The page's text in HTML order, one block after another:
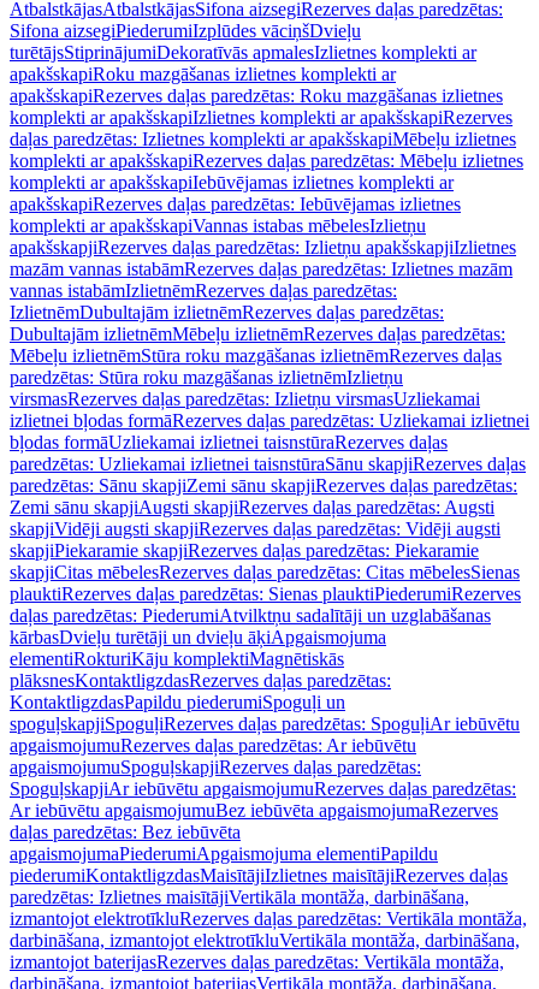
AtbalstkājasAtbalstkājasSifona aizsegiRezerves daļas paredzētas:
Sifona aizsegiPiederumiIzplūdes vāciņšDvieļu
turētājsStiprinājumiDekoratīvās apmalesIzlietnes komplekti ar
apakšskapiRoku mazgāšanas izlietnes komplekti ar
apakšskapiRezerves daļas paredzētas: Roku mazgāšanas izlietnes
komplekti ar apakšskapiIzlietnes komplekti ar apakšskapiRezerves
daļas paredzētas: Izlietnes komplekti ar apakšskapiMēbeļu izlietnes
komplekti ar apakšskapiRezerves daļas paredzētas: Mēbeļu izlietnes
komplekti ar apakšskapiIebūvējamas izlietnes komplekti ar
apakšskapiRezerves daļas paredzētas: Iebūvējamas izlietnes
komplekti ar apakšskapiVannas istabas mēbelesIzlietņu
apakšskapjiRezerves daļas paredzētas: Izlietņu apakšskapjiIzlietnes
mazām vannas istabāmRezerves daļas paredzētas: Izlietnes mazām
vannas istabāmIzlietnēmRezerves daļas paredzētas:
IzlietnēmDubultajām izlietnēmRezerves daļas paredzētas:
Dubultajām izlietnēmMēbeļu izlietnēmRezerves daļas paredzētas:
Mēbeļu izlietnēmStūra roku mazgāšanas izlietnēmRezerves daļas
paredzētas: Stūra roku mazgāšanas izlietnēmIzlietņu
virsmasRezerves daļas paredzētas: Izlietņu virsmasUzliekamai
izlietnei bļodas formāRezerves daļas paredzētas: Uzliekamai izlietnei
bļodas formāUzliekamai izlietnei taisnstūraRezerves daļas
paredzētas: Uzliekamai izlietnei taisnstūraSānu skapjiRezerves daļas
paredzētas: Sānu skapjiZemi sānu skapjiRezerves daļas paredzētas:
Zemi sānu skapjiAugsti skapjiRezerves daļas paredzētas: Augsti
skapjiVidēji augsti skapjiRezerves daļas paredzētas: Vidēji augsti
skapjiPiekaramie skapjiRezerves daļas paredzētas: Piekaramie
skapjiCitas mēbelesRezerves daļas paredzētas: Citas mēbelesSienas
plauktiRezerves daļas paredzētas: Sienas plauktiPiederumiRezerves
daļas paredzētas: PiederumiAtvilktņu sadalītāji un uzglabāšanas
kārbasDvieļu turētāji un dvieļu āķiApgaismojuma
elementiRokturiKāju komplektiMagnētiskās
plāksnesKontaktligzdasRezerves daļas paredzētas:
KontaktligzdasPapildu piederumiSpoguļi un
spoguļskapjiSpoguļiRezerves daļas paredzētas: SpoguļiAr iebūvētu
apgaismojumuRezerves daļas paredzētas: Ar iebūvētu
apgaismojumuSpoguļskapjiRezerves daļas paredzētas:
SpoguļskapjiAr iebūvētu apgaismojumuRezerves daļas paredzētas:
Ar iebūvētu apgaismojumuBez iebūvēta apgaismojumaRezerves
daļas paredzētas: Bez iebūvēta
apgaismojumaPiederumiApgaismojuma elementiPapildu
piederumiKontaktligzdasMaisītājiIzlietnes maisītājiRezerves daļas
paredzētas: Izlietnes maisītājiVertikāla montāža, darbināšana,
izmantojot elektrotīkluRezerves daļas paredzētas: Vertikāla montāža,
darbināšana, izmantojot elektrotīkluVertikāla montāža, darbināšana,
izmantojot baterijasRezerves daļas paredzētas: Vertikāla montāža,
darbināšana, izmantojot baterijasVertikāla montāža, darbināšana,